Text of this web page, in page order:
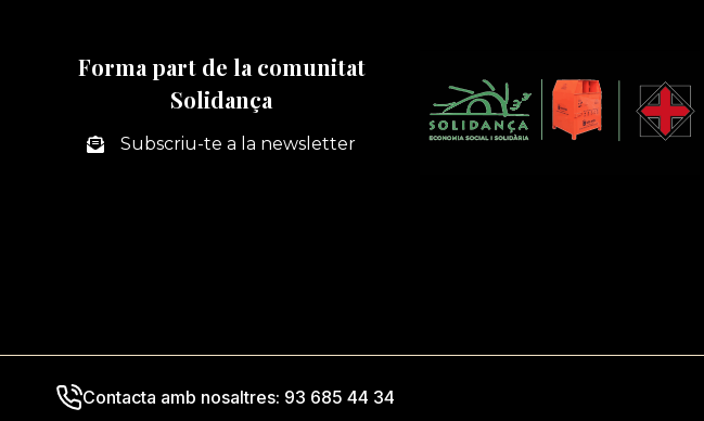
Forma part de la comunitat
Solidança
Subscriu-te a la newsletter
Contacta amb nosaltres: 93 685 44 34